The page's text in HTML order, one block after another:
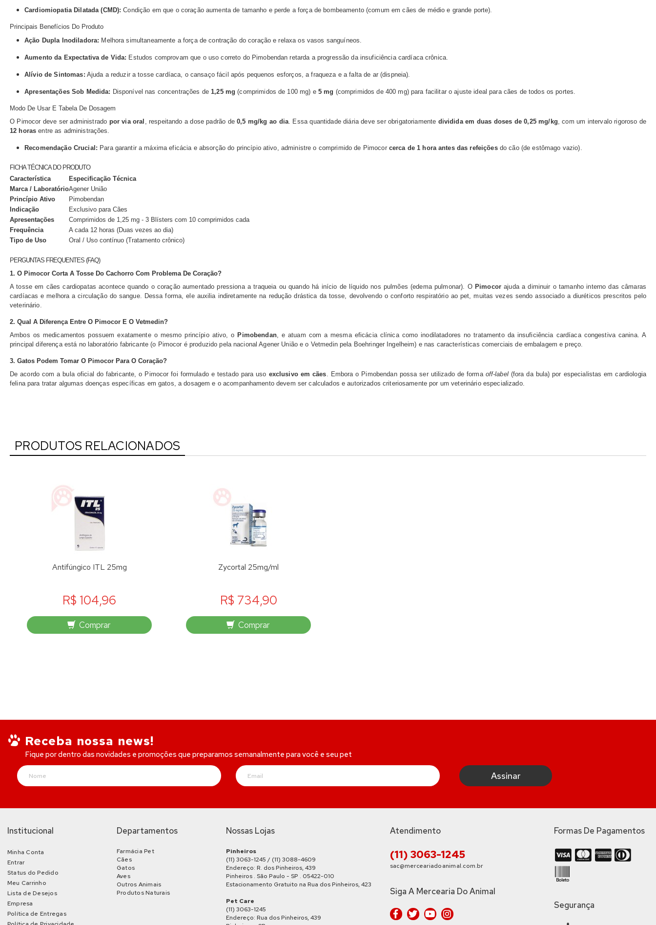
Cardiomiopatia Dilatada (CMD): Condição em que o coração aumenta de tamanho e perde a força de bombeamento (comum em cães de médio e grande porte).
Principais Benefícios Do Produto
Ação Dupla Inodiladora: Melhora simultaneamente a força de contração do coração e relaxa os vasos sanguíneos.
Aumento da Expectativa de Vida: Estudos comprovam que o uso correto do Pimobendan retarda a progressão da insuficiência cardíaca crônica.
Alívio de Sintomas: Ajuda a reduzir a tosse cardíaca, o cansaço fácil após pequenos esforços, a fraqueza e a falta de ar (dispneia).
Apresentações Sob Medida: Disponível nas concentrações de1,25 mg (comprimidos de 100 mg) e 5 mg (comprimidos de 400 mg) para facilitar o ajuste ideal para cães de todos os portes.
Modo De Usar E Tabela De Dosagem
O Pimocor deve ser administrado por via oral , respeitando a dose padrão de0,5 mg/kg ao dia. Essa quantidade diária deve ser obrigatoriamente dividida em duas doses de 0,25 mg/kg, com um intervalo rigoroso de
12 horas entre as administrações.
Recomendação Crucial: Para garantir a máxima eficácia e absorção do princípio ativo, administre o comprimido de Pimocor cerca de 1 hora antes das refeiçõesdo cão (de estômago vazio).
FICHA TÉCNICA DO PRODUTO
Característica
Especificação Técnica
Marca / LaboratórioAgener União
Princípio Ativo
Pimobendan
Indicação
Exclusivo para Cães
Apresentações
Comprimidos de 1,25 mg - 3 Blísters com 10 comprimidos cada
Frequência
A cada 12 horas (Duas vezes ao dia)
Tipo de Uso
Oral / Uso contínuo (Tratamento crônico)
PERGUNTAS FREQUENTES (FAQ)
1. O Pimocor Corta A Tosse Do Cachorro Com Problema De Coração?
A tosse em cães cardiopatas acontece quando o coração aumentado pressiona a traqueia ou quando há início de líquido nos pulmões (edema pulmonar). O Pimocorajuda a diminuir o tamanho interno das câmaras
cardíacas e melhora a circulação do sangue. Dessa forma, ele auxilia indiretamente na redução drástica da tosse, devolvendo o conforto respiratório ao pet, muitas vezes sendo associado a diuréticos prescritos pelo
veterinário.
2. Qual A Diferença Entre O Pimocor E O Vetmedin?
Ambos os medicamentos possuem exatamente o mesmo princípio ativo, o Pimobendan, e atuam com a mesma eficácia clínica como inodilatadores no tratamento da insuficiência cardíaca congestiva canina. A
principal diferença está no laboratório fabricante (o Pimocor é produzido pela nacional Agener União e o Vetmedin pela Boehringer Ingelheim) e nas características comerciais de embalagem e preço.
3. Gatos Podem Tomar O Pimocor Para O Coração?
De acordo com a bula oficial do fabricante, o Pimocor foi formulado e testado para uso exclusivo em cães. Embora o Pimobendan possa ser utilizado de forma off-label(fora da bula) por especialistas em cardiologia
felina para tratar algumas doenças específicas em gatos, a dosagem e o acompanhamento devem ser calculados e autorizados criteriosamente por um veterinário especializado.
PRODUTOS RELACIONADOS
Antifúngico ITL 25mg
R$ 104,96
Comprar
Zycortal 25mg/ml
R$ 734,90
Comprar
Receba nossa news!
Fique por dentro das novidades e promoções que preparamos semanalmente para você e seu pet
Institucional
Minha Conta
Entrar
Status do Pedido
Meu Carrinho
Lista de Desejos
Empresa
Política de Entregas
Departamentos
Farmácia Pet
Cães
Gatos
Aves
Outros Animais
Produtos Naturais
Nossas Lojas
Pinheiros
(11) 3063-1245 / (11) 3088-4609
Endereço: R. dos Pinheiros, 439
Pinheiros . São Paulo - SP . 05422-010
Estacionamento Gratuito na Rua dos Pinheiros, 423
Pet Care
(11) 3063-1245
Endereço: Rua dos Pinheiros, 439
Atendimento
(11) 3063-1245
sac@merceariadoanimal.com.br
Siga A Mercearia Do Animal
Formas De Pagamentos
Segurança